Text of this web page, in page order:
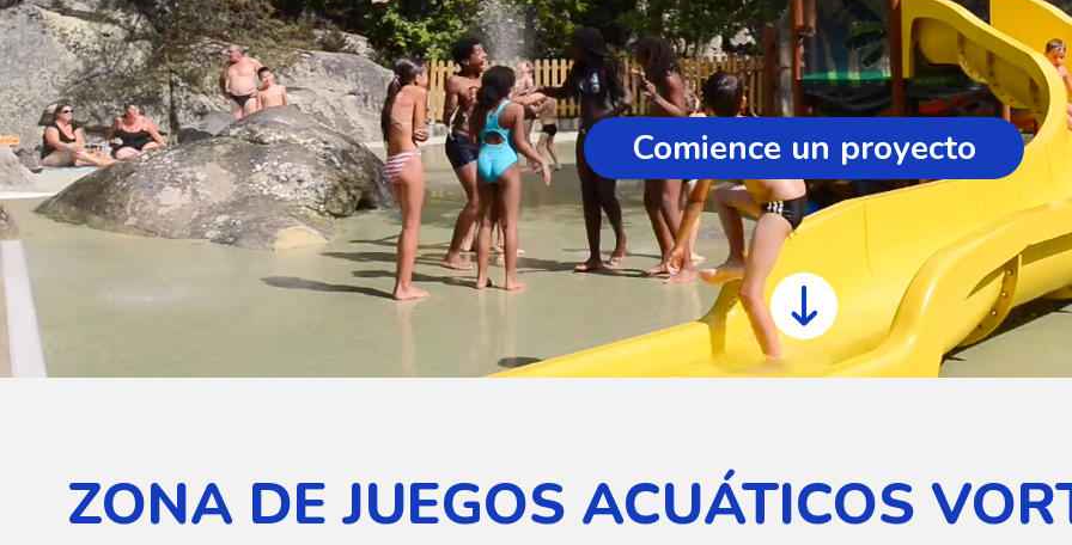
Comience un proyecto
ZONA DE JUEGOS ACUÁTICOS